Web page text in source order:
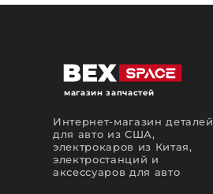
магазин запчастей
Интернет-магазин деталей
для авто из США,
электрокаров из Китая,
электростанций и
аксессуаров для авто